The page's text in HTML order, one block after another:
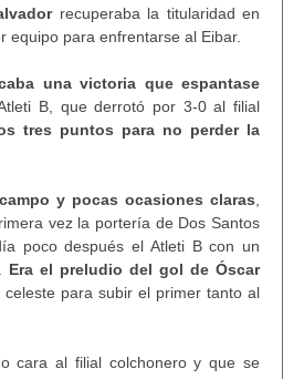
recuperaba la titularidad en
equipo para enfrentarse al Eibar.
una victoria que espantase
B, que derrotó por 3-0 al filial
tres puntos para no perder la
y pocas ocasiones claras
vez la portería de Dos Santos
poco después el Atleti B con un
Era el preludio del gol de Óscar
celeste para subir el primer tanto al
cara al filial colchonero y que se